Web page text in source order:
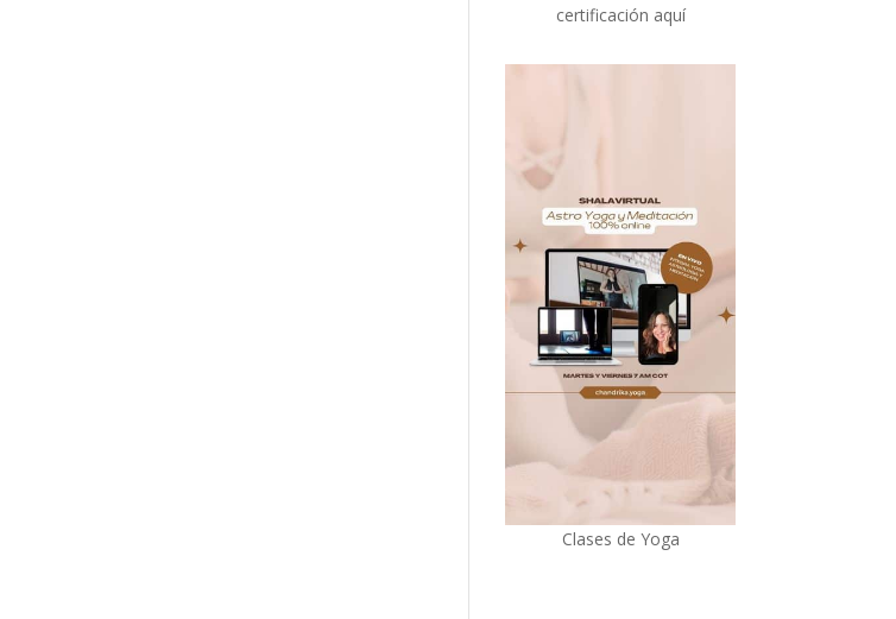
certificación aquí
Clases de Yoga